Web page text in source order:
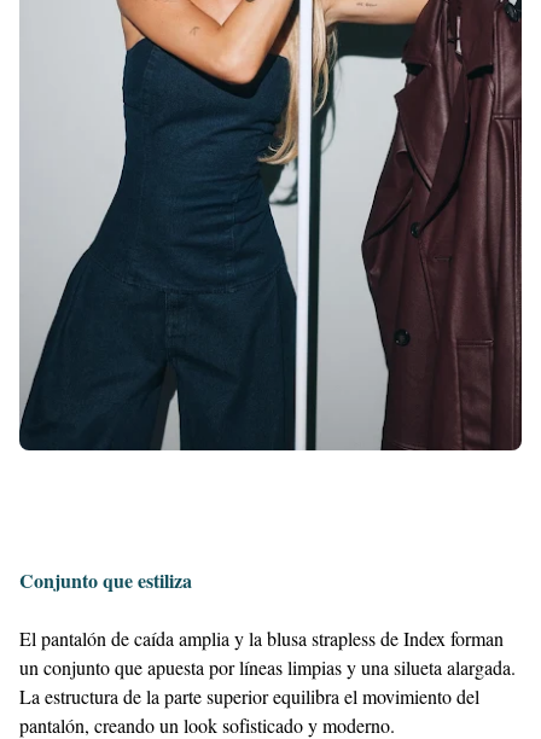
Conjunto que estiliza
El pantalón de caída amplia y la blusa strapless de Index forman
un conjunto que apuesta por líneas limpias y una silueta alargada.
La estructura de la parte superior equilibra el movimiento del
pantalón, creando un look sofisticado y moderno.